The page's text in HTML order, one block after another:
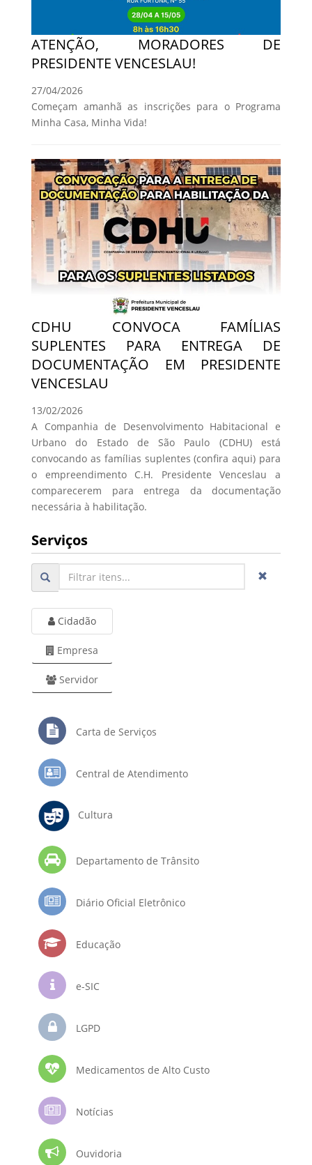
ATENÇÃO, MORADORES DE
PRESIDENTE VENCESLAU!
27/04/2026
Começam amanhã as inscrições para o Programa
Minha Casa, Minha Vida!
CDHU CONVOCA FAMÍLIAS
SUPLENTES PARA ENTREGA DE
DOCUMENTAÇÃO EM PRESIDENTE
VENCESLAU
13/02/2026
A Companhia de Desenvolvimento Habitacional e
Urbano do Estado de São Paulo (CDHU) está
convocando as famílias suplentes (confira aqui) para
o empreendimento C.H. Presidente Venceslau a
comparecerem para entrega da documentação
necessária à habilitação.
Serviços
Cidadão
Empresa
Servidor
Carta de Serviços
Central de Atendimento
Cultura
Departamento de Trânsito
Diário Oficial Eletrônico
Educação
e-SIC
LGPD
Medicamentos de Alto Custo
Notícias
Ouvidoria